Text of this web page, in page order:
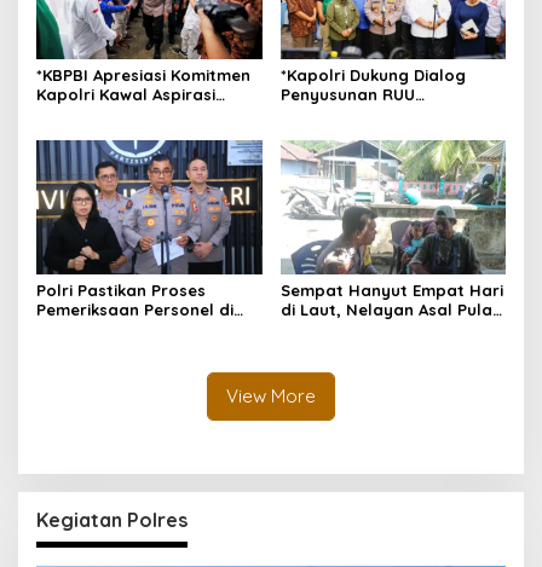
*KBPBI Apresiasi Komitmen
Kapolri Kawal Aspirasi
*Kapolri Dukung Dialog
Penyusunan RUU
Polri Pastikan Proses
Pemeriksaan Personel di
Sempat Hanyut Empat Hari
di Laut, Nelayan Asal Pulau
View More
Kegiatan Polres